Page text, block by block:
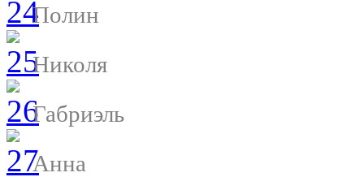
Полин
Николя
Габриэль
Анна